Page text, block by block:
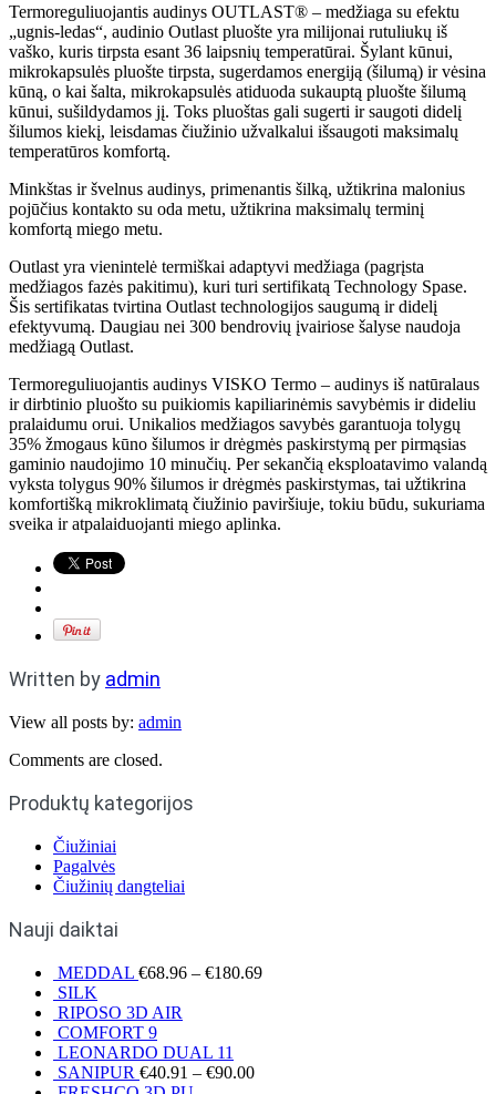
Termoreguliuojantis audinys OUTLAST® – medžiaga su efektu
„ugnis-ledas“, audinio Outlast pluošte yra milijonai rutuliukų iš
vaško, kuris tirpsta esant 36 laipsnių temperatūrai. Šylant kūnui,
mikrokapsulės pluošte tirpsta, sugerdamos energiją (šilumą) ir vėsina
kūną, o kai šalta, mikrokapsulės atiduoda sukauptą pluošte šilumą
kūnui, sušildydamos jį. Toks pluoštas gali sugerti ir saugoti didelį
šilumos kiekį, leisdamas čiužinio užvalkalui išsaugoti maksimalų
temperatūros komfortą.
Minkštas ir švelnus audinys, primenantis šilką, užtikrina malonius
pojūčius kontakto su oda metu, užtikrina maksimalų terminį
komfortą miego metu.
Outlast yra vienintelė termiškai adaptyvi medžiaga (pagrįsta
medžiagos fazės pakitimu), kuri turi sertifikatą Technology Spase.
Šis sertifikatas tvirtina Outlast technologijos saugumą ir didelį
efektyvumą. Daugiau nei 300 bendrovių įvairiose šalyse naudoja
medžiagą Outlast.
Termoreguliuojantis audinys VISKO Termo – audinys iš natūralaus
ir dirbtinio pluošto su puikiomis kapiliarinėmis savybėmis ir dideliu
pralaidumu orui. Unikalios medžiagos savybės garantuoja tolygų
35% žmogaus kūno šilumos ir drėgmės paskirstymą per pirmąsias
gaminio naudojimo 10 minučių. Per sekančią eksploatavimo valandą
vyksta tolygus 90% šilumos ir drėgmės paskirstymas, tai užtikrina
komfortišką mikroklimatą čiužinio paviršiuje, tokiu būdu, sukuriama
sveika ir atpalaiduojanti miego aplinka.
Written by admin
View all posts by: admin
Comments are closed.
Produktų kategorijos
Čiužiniai
Pagalvės
Čiužinių dangteliai
Nauji daiktai
MEDDAL €68.96 – €180.69
SILK
RIPOSO 3D AIR
COMFORT 9
LEONARDO DUAL 11
SANIPUR €40.91 – €90.00